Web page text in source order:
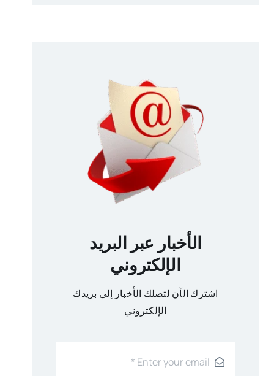
الأخبار عبر البريد
الإلكتروني
اشترك الآن لتصلك الأخبار إلى بريدك
الإلكتروني